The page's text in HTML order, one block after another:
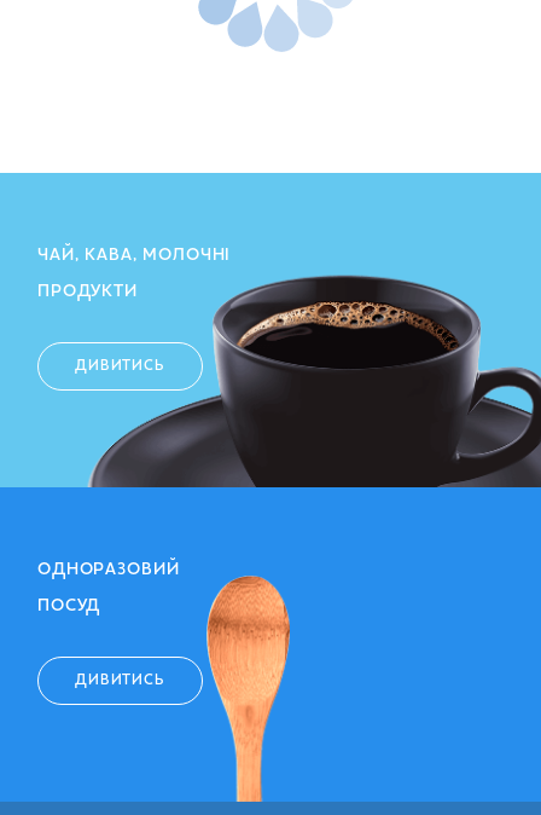
ЧАЙ, КАВА, МОЛОЧНІ
ПРОДУКТИ
ДИВИТИСЬ
ОДНОРАЗОВИЙ
ПОСУД
ДИВИТИСЬ